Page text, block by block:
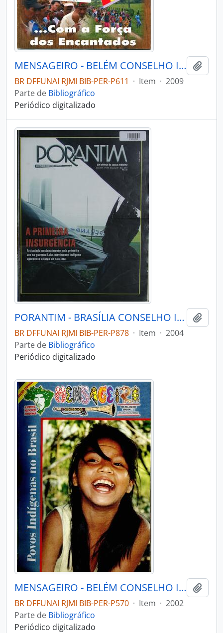
MENSAGEIRO - BELÉM CONSELHO INDIGENISTA MISSIONÁRIO - 2009 - Nº175
BR DFFUNAI RJMI BIB-PER-P611 · Item · 2009
Parte de Bibliográfico
Periódico digitalizado
PORANTIM - BRASÍLIA CONSELHO INDIGENISTA MISSIONÁRIO - 2004 - Nº265
BR DFFUNAI RJMI BIB-PER-P878 · Item · 2004
Parte de Bibliográfico
Periódico digitalizado
MENSAGEIRO - BELÉM CONSELHO INDIGENISTA MISSIONÁRIO - 2002 - Nº133
BR DFFUNAI RJMI BIB-PER-P570 · Item · 2002
Parte de Bibliográfico
Periódico digitalizado